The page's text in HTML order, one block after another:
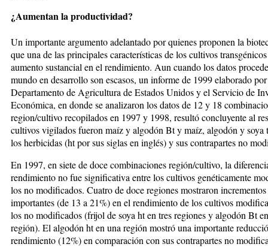
¿Aumentan la productividad?
Un importante argumento adelantado por quienes proponen la
que una de las principales ca­­­rac­terísticas de los cultivos
aumento sustancial en el ren­di­mien­to. Aun cuan­do los da­tos
mundo en desa­rro­llo son escasos, un informe de 1999 elaborado
Departamento de Agri­cul­­tu­ra de Estados Unidos y el Ser­vi­cio de
Económica, en donde se ana­lizaron los datos de 12 y 18
region/cultivo recopilados en 1997 y 1998, resultó con­clu­yen­te al
cultivos vigilados fue­ron maíz y algodón Bt y maíz, al­go­dón y so­ya
los herbicidas (ht por sus si­glas en inglés) y sus con­tra­par­tes no
En 1997, en siete de doce combi­na­ciones región/cultivo, la
rendimiento no fue significativa en­tre los cultivos genéticamente
los no modificados. Cuatro de doce regiones mos­tra­ron incre­mentos
importantes (de 13 a 21%) en el rendimiento de los cul­tivos
los no modificados (fri­jol de soya ht en tres regiones y al­go­dón Bt
región). El algodón ht en una región mostró una impor­tan­te
rendimiento (12%) en comparación con sus contrapartes no